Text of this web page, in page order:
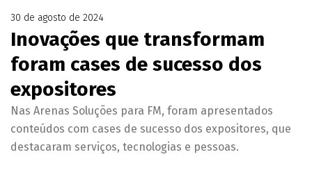
30 de agosto de 2024
Inovações que transformam
foram cases de sucesso dos
expositores
Nas Arenas Soluções para FM, foram apresentados
conteúdos com cases de sucesso dos expositores, que
destacaram serviços, tecnologias e pessoas.